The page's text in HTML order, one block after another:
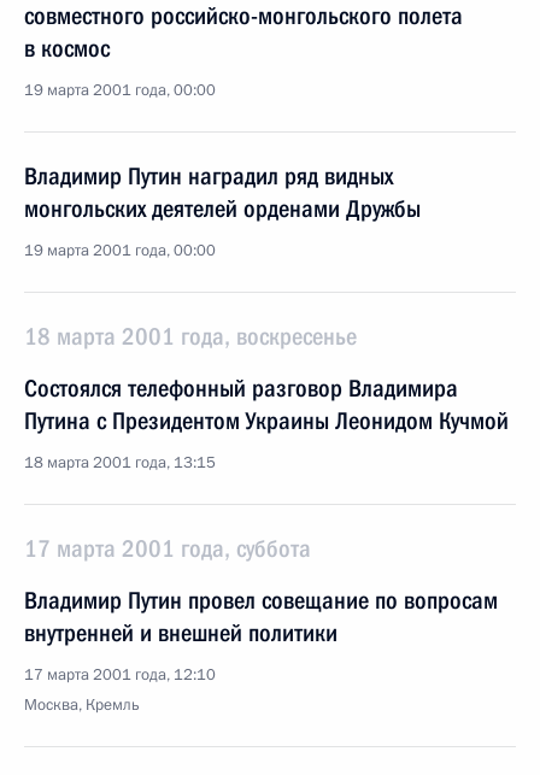
совместного российско-монгольского полета
в космос
19 марта 2001 года, 00:00
Владимир Путин наградил ряд видных
монгольских деятелей орденами Дружбы
19 марта 2001 года, 00:00
18 марта 2001 года, воскресенье
Состоялся телефонный разговор Владимира
Путина с Президентом Украины Леонидом Кучмой
18 марта 2001 года, 13:15
17 марта 2001 года, суббота
Владимир Путин провел совещание по вопросам
внутренней и внешней политики
17 марта 2001 года, 12:10
Москва, Кремль